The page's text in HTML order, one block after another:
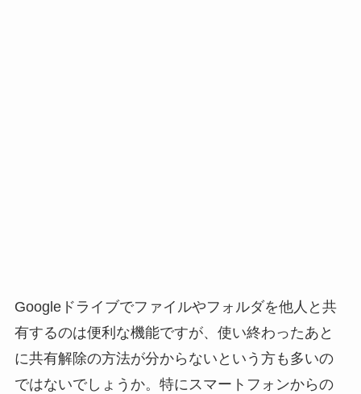
Googleドライブでファイルやフォルダを他人と共
有するのは便利な機能ですが、使い終わったあと
に共有解除の方法が分からないという方も多いの
ではないでしょうか。特にスマートフォンからの